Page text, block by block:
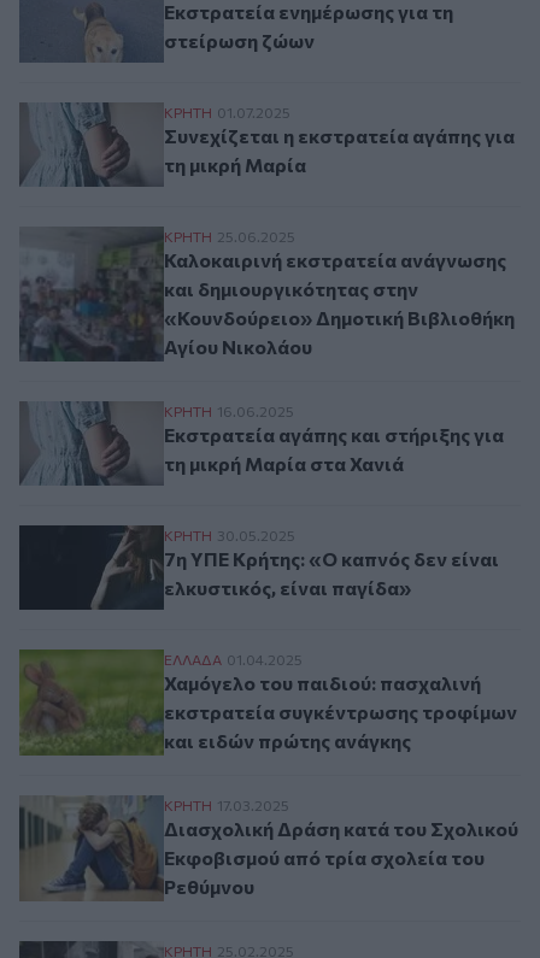
Εκστρατεία ενημέρωσης για τη
στείρωση ζώων
Συνεχίζεται η εκστρατεία αγάπης για τη
ΚΡΗΤΗ 01.07.2025
Συνεχίζεται η εκστρατεία αγάπης για
τη μικρή Μαρία
Καλοκαιρινή εκστρατεία ανάγνωσης και
ΚΡΗΤΗ 25.06.2025
Καλοκαιρινή εκστρατεία ανάγνωσης
και δημιουργικότητας στην
«Κουνδούρειο» Δημοτική Βιβλιοθήκη
Αγίου Νικολάου
Εκστρατεία αγάπης και στήριξης για τη
ΚΡΗΤΗ 16.06.2025
Εκστρατεία αγάπης και στήριξης για
τη μικρή Μαρία στα Χανιά
7η ΥΠΕ Κρήτης: «Ο καπνός δεν είναι
ΚΡΗΤΗ 30.05.2025
7η ΥΠΕ Κρήτης: «Ο καπνός δεν είναι
ελκυστικός, είναι παγίδα»
Χαμόγελο του παιδιού: πασχαλινή
ΕΛΛAΔΑ 01.04.2025
Χαμόγελο του παιδιού: πασχαλινή
εκστρατεία συγκέντρωσης τροφίμων
και ειδών πρώτης ανάγκης
Διασχολική Δράση κατά του Σχολικού
ΚΡΗΤΗ 17.03.2025
Διασχολική Δράση κατά του Σχολικού
Εκφοβισμού από τρία σχολεία του
Ρεθύμνου
ΚΡΗΤΗ 25.02.2025